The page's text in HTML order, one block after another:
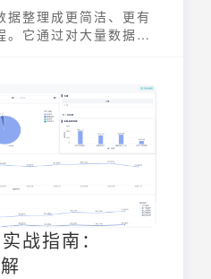
据整理成更简洁、更有
。它通过对大量数据进
单的人工计算到复杂的
的方法至关重要。
战指南：